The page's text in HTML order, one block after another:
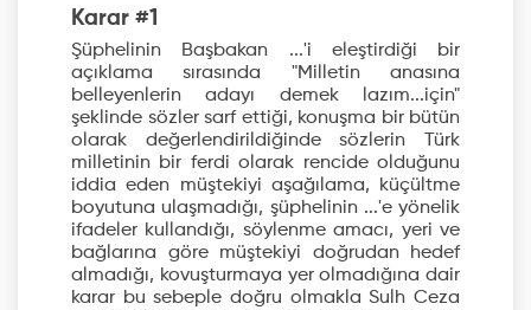
Karar #1
Şüphelinin Başbakan ...'i eleştirdiği bir
açıklama sırasında "Milletin anasına
belleyenlerin adayı demek lazım...için"
şeklinde sözler sarf ettiği, konuşma bir bütün
olarak değerlendirildiğinde sözlerin Türk
milletinin bir ferdi olarak rencide olduğunu
iddia eden müştekiyi aşağılama, küçültme
boyutuna ulaşmadığı, şüphelinin ...'e yönelik
ifadeler kullandığı, söylenme amacı, yeri ve
bağlarına göre müştekiyi doğrudan hedef
almadığı, kovuşturmaya yer olmadığına dair
karar bu sebeple doğru olmakla Sulh Ceza